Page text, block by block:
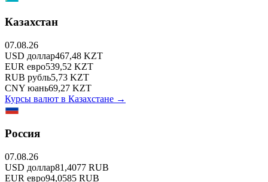
Казахстан
07.08.26
USD доллар467,48 KZT
EUR евро539,52 KZT
RUB рубль5,73 KZT
CNY юань69,27 KZT
Курсы валют в Казахстане →
Россия
07.08.26
USD доллар81,4077 RUB
EUR евро94,0585 RUB